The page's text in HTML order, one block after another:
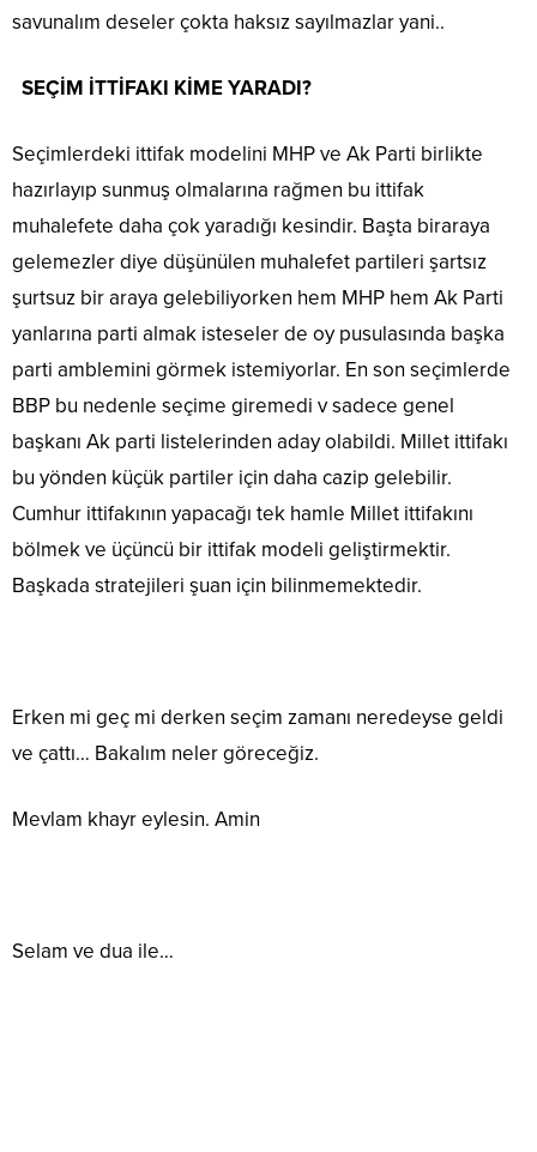
savunalım deseler çokta haksız sayılmazlar yani..
SEÇİM İTTİFAKI KİME YARADI?
Seçimlerdeki ittifak modelini MHP ve Ak Parti birlikte
hazırlayıp sunmuş olmalarına rağmen bu ittifak
muhalefete daha çok yaradığı kesindir. Başta biraraya
gelemezler diye düşünülen muhalefet partileri şartsız
şurtsuz bir araya gelebiliyorken hem MHP hem Ak Parti
yanlarına parti almak isteseler de oy pusulasında başka
parti amblemini görmek istemiyorlar. En son seçimlerde
BBP bu nedenle seçime giremedi v sadece genel
başkanı Ak parti listelerinden aday olabildi. Millet ittifakı
bu yönden küçük partiler için daha cazip gelebilir.
Cumhur ittifakının yapacağı tek hamle Millet ittifakını
bölmek ve üçüncü bir ittifak modeli geliştirmektir.
Başkada stratejileri şuan için bilinmemektedir.
Erken mi geç mi derken seçim zamanı neredeyse geldi
ve çattı… Bakalım neler göreceğiz.
Mevlam khayr eylesin. Amin
Selam ve dua ile…